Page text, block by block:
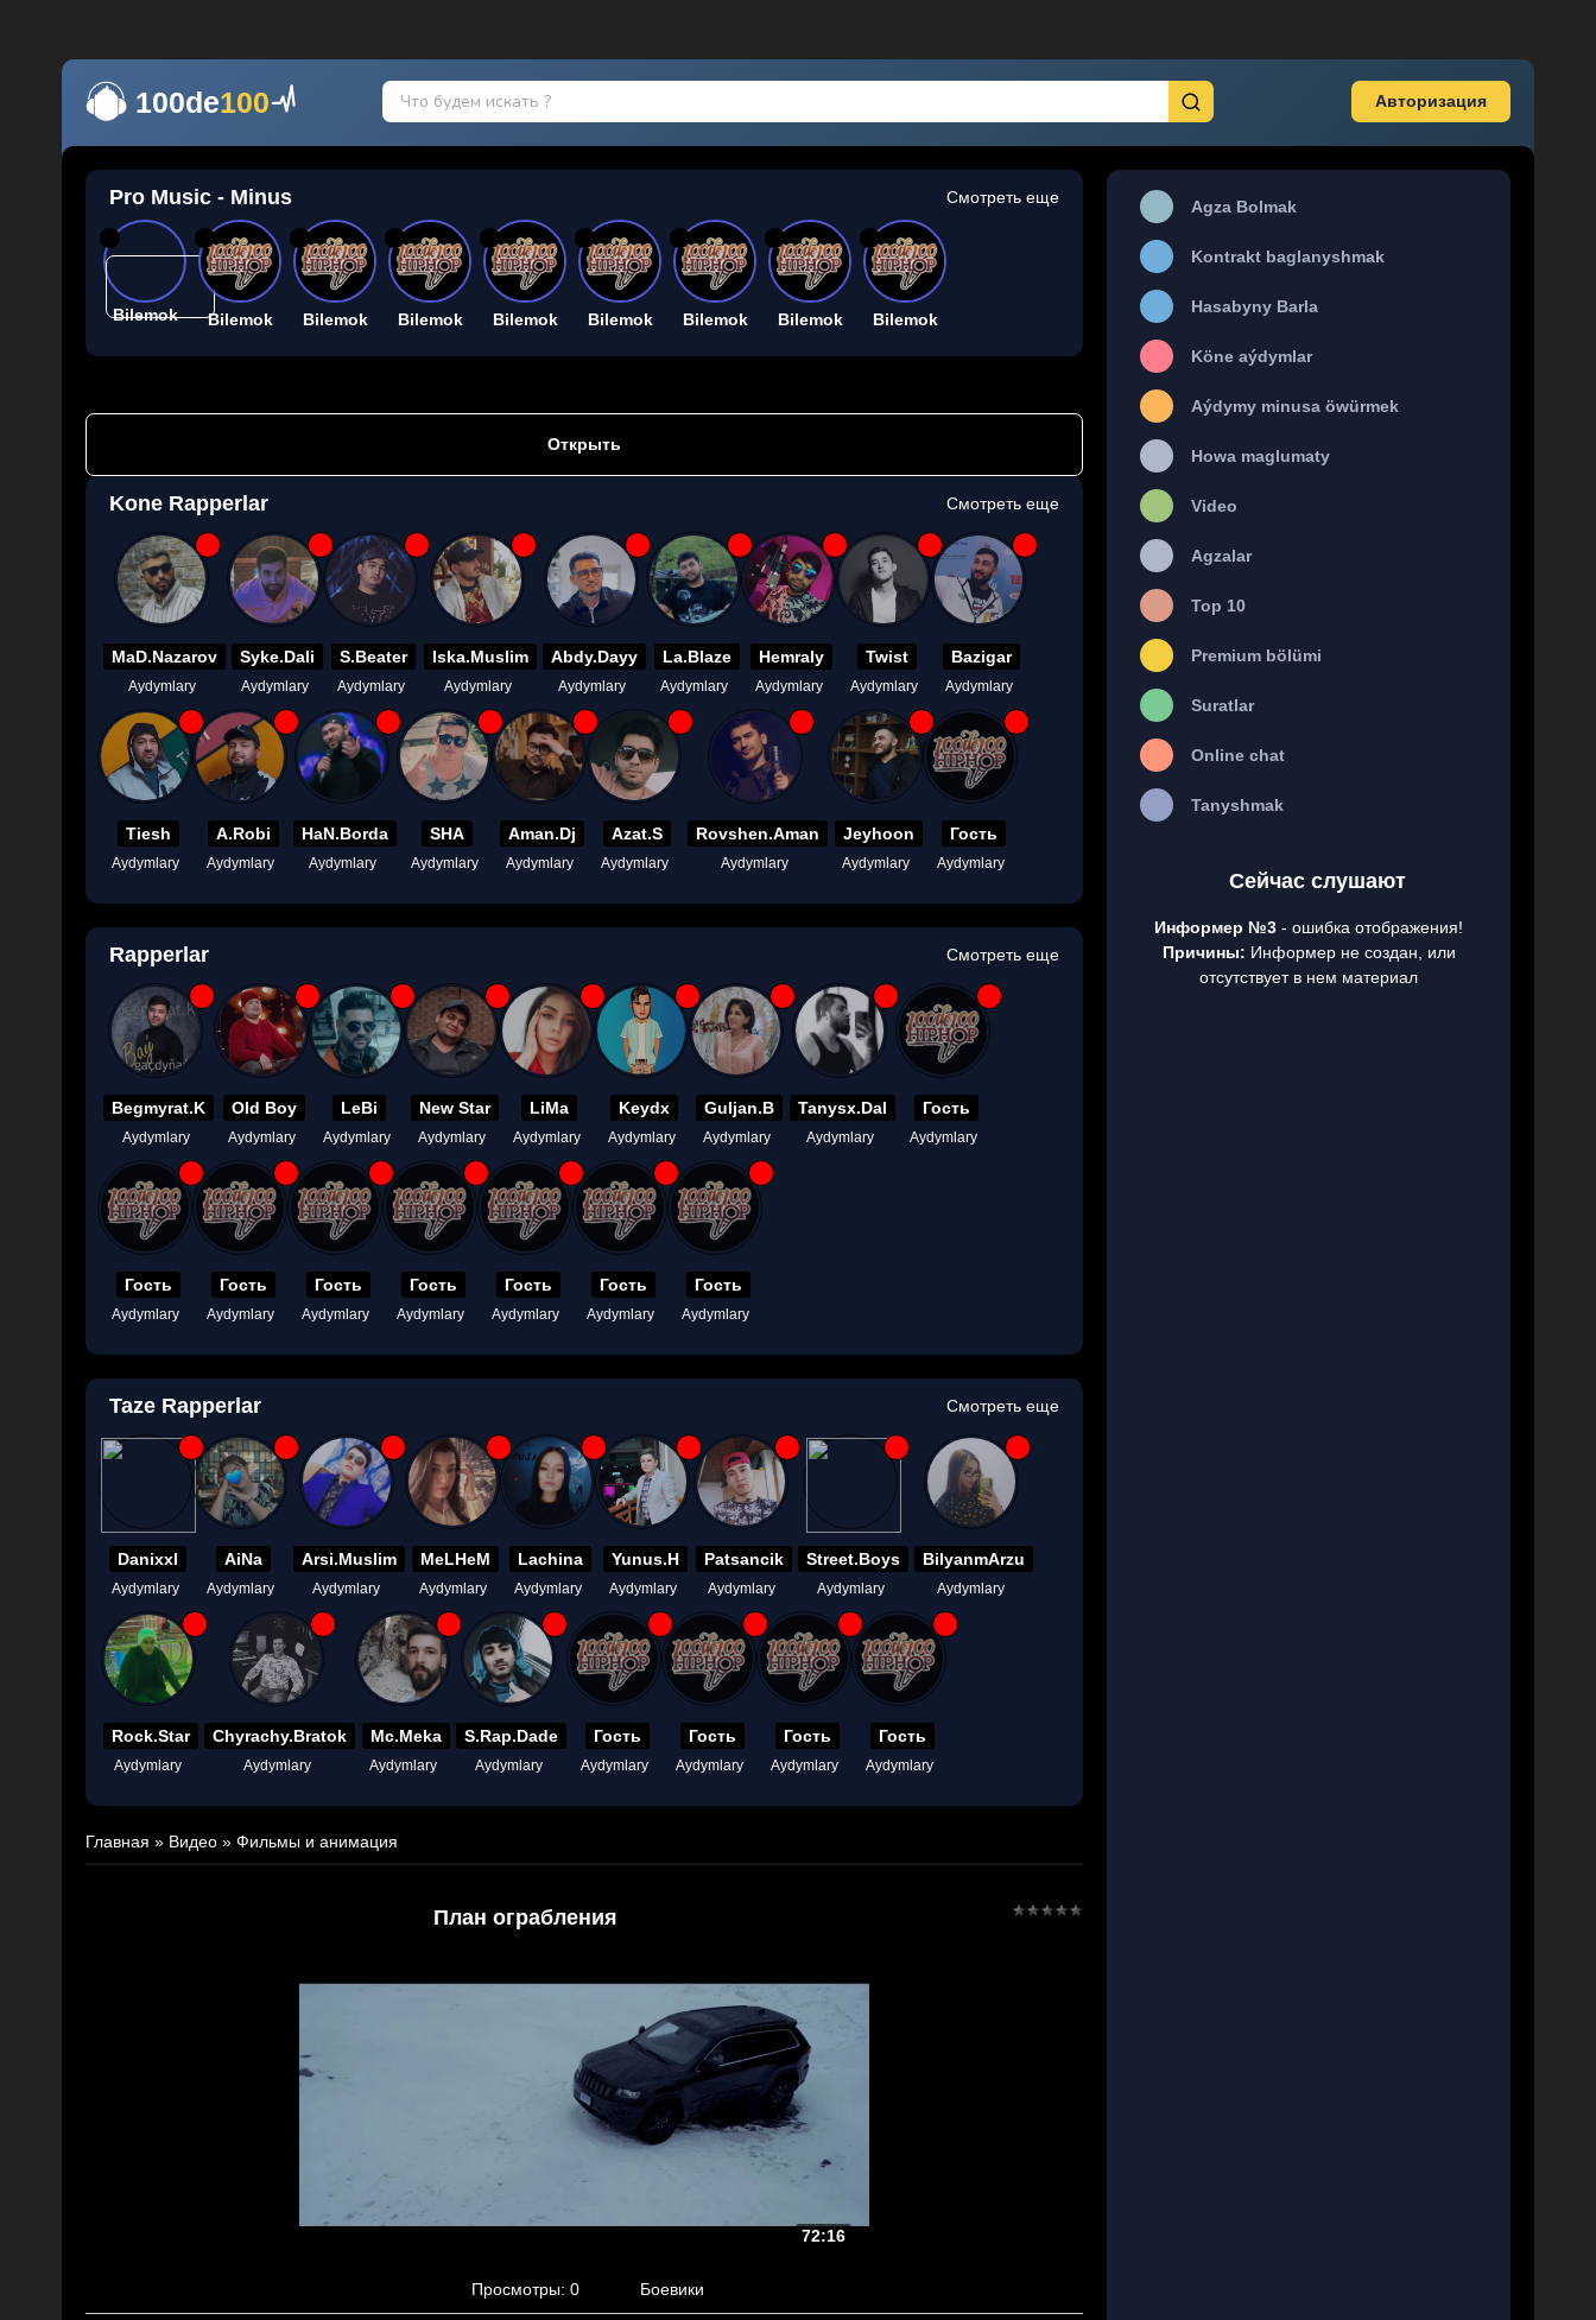
100de100 Авторизация
Pro Music - Minus Смотреть еще
Bilemok Bilemok Bilemok Bilemok Bilemok Bilemok Bilemok Bilemok Bilemok
Открыть
Kone Rapperlar Смотреть еще
MaD.Nazarov
Aydymlary
Syke.Dali
Aydymlary
S.Beater
Aydymlary
Iska.Muslim
Aydymlary
Abdy.Dayy
Aydymlary
La.Blaze
Aydymlary
Hemraly
Aydymlary
Twist
Aydymlary
Bazigar
Aydymlary
Tiesh
Aydymlary
A.Robi
Aydymlary
HaN.Borda
Aydymlary
SHA
Aydymlary
Aman.Dj
Aydymlary
Azat.S
Aydymlary
Rovshen.Aman
Aydymlary
Jeyhoon
Aydymlary
Гость
Aydymlary
Rapperlar Смотреть еще
Begmyrat.K
Aydymlary
Old Boy
Aydymlary
LeBi
Aydymlary
New Star
Aydymlary
LiMa
Aydymlary
Keydx
Aydymlary
Guljan.B
Aydymlary
Tanysx.Dal
Aydymlary
Гость
Aydymlary
Гость
Aydymlary
Гость
Aydymlary
Гость
Aydymlary
Гость
Aydymlary
Гость
Aydymlary
Гость
Aydymlary
Гость
Aydymlary
Taze Rapperlar Смотреть еще
Danixxl
Aydymlary
AiNa
Aydymlary
Arsi.Muslim
Aydymlary
MeLHeM
Aydymlary
Lachina
Aydymlary
Yunus.H
Aydymlary
Patsancik
Aydymlary
Street.Boys
Aydymlary
BilyanmArzu
Aydymlary
Rock.Star
Aydymlary
Chyrachy.Bratok
Aydymlary
Mc.Meka
Aydymlary
S.Rap.Dade
Aydymlary
Гость
Aydymlary
Гость
Aydymlary
Гость
Aydymlary
Гость
Aydymlary
Главная » Видео » Фильмы и анимация
План ограбления
72:16
Просмотры: 0 Боевики
Agza Bolmak
Kontrakt baglanyshmak
Hasabyny Barla
Köne aýdymlar
Aýdymy minusa öwürmek
Howa maglumaty
Video
Agzalar
Top 10
Premium bölümi
Suratlar
Online chat
Tanyshmak
Сейчас слушают
Информер №3 - ошибка отображения!
Причины: Информер не создан, или
отсутствует в нем материал